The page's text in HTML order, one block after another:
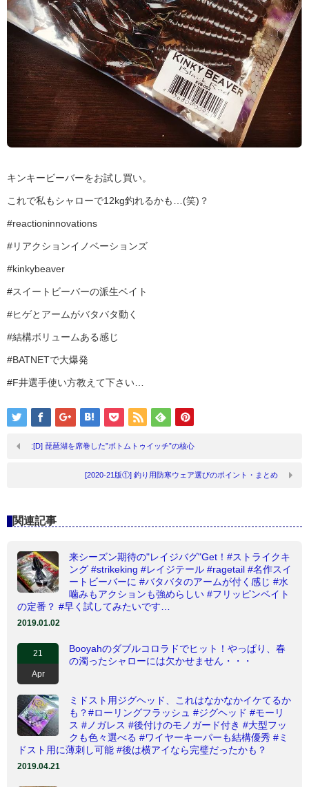
キンキービーバーをお試し買い。
これで私もシャローで12kg釣れるかも…(笑)？
#reactioninnovations
#リアクションイノベーションズ
#kinkybeaver
#スイートビーバーの派生ベイト
#ヒゲとアームがバタバタ動く
#結構ボリュームある感じ
#BATNETで大爆発
#F井選手使い方教えて下さい…
:[D] 琵琶湖を席巻した”ボトムトゥイッチ”の核心
[2020-21版①] 釣り用防寒ウェア選びのポイント・まとめ
関連記事
来シーズン期待の"レイジバグ"Get！#ストライクキ
ング #strikeking #レイジテール #ragetail #名作スイ
ートビーバーに #バタバタのアームが付く感じ #水
噛みもアクションも強めらしい #フリッピンベイト
の定番？ #早く試してみたいです…
2019.01.02
21
Apr
Booyahのダブルコロラドでヒット！やっぱり、春
の濁ったシャローには欠かせません・・・
ミドスト用ジグヘッド、これはなかなかイケてるか
も？#ローリングフラッシュ #ジグヘッド #モーリ
ス #ノガレス #後付けのモノガード付き #大型フッ
クも色々選べる #ワイヤーキーパーも結構優秀 #ミ
ドスト用に薄刺し可能 #後は横アイなら完璧だったかも？
2019.04.21